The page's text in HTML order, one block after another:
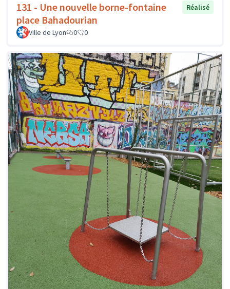
131 - Une nouvelle borne-fontaine
place Bahadourian
Réalisé
Ville de Lyon 0 0